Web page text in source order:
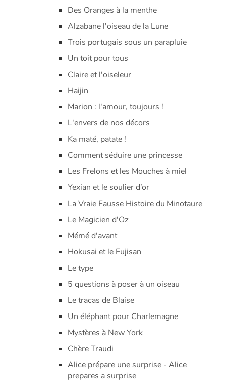
Des Oranges à la menthe
Alzabane l'oiseau de la Lune
Trois portugais sous un parapluie
Un toit pour tous
Claire et l'oiseleur
Haijin
Marion : l'amour, toujours !
L'envers de nos décors
Ka maté, patate !
Comment séduire une princesse
Les Frelons et les Mouches à miel
Yexian et le soulier d’or
La Vraie Fausse Histoire du Minotaure
Le Magicien d'Oz
Mémé d'avant
Hokusai et le Fujisan
Le type
5 questions à poser à un oiseau
Le tracas de Blaise
Un éléphant pour Charlemagne
Mystères à New York
Chère Traudi
Alice prépare une surprise - Alice
prepares a surprise